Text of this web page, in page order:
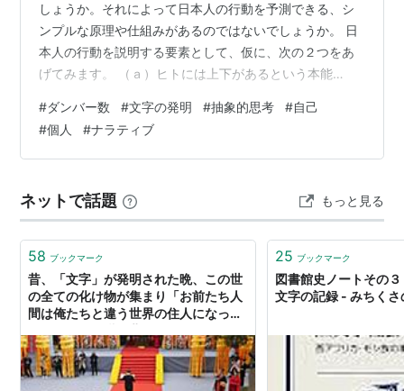
しょうか。それによって日本人の行動を予測できる、シ
ンプルな原理や仕組みがあるのではないでしょうか。 日
本人の行動を説明する要素として、仮に、次の２つをあ
げてみます。 （ａ）ヒトには上下があるという本能
対に、近代人が備えていると思われる要素をあげるとこ
うなります。 （ａ´）ヒトは平等であるという信念 （ｂ
´）豊かな想像力（抽象的に考える傾向） 人間は、文字を
ことが可能になりました。また文明が発達するのに伴い
「個人」といった概念が現れ、「平等」が…
#ダンバー数 #文字の発明 #抽象的思考 #自己
#個人 #ナラティブ
ネットで話題 もっと見る
58 ブックマーク
昔、「文字」が発明された晩、この世
の全ての化け物が集まり「お前たち人
間は俺たちと違う世界の住人になって
25 ブックマーク
図書館史ノートその
文字の記録 - みちく